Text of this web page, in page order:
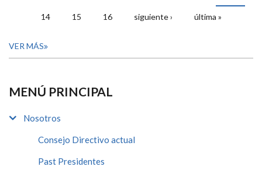
14 15 16 siguiente › última »
VER MÁS
MENÚ PRINCIPAL
Nosotros
Consejo Directivo actual
Past Presidentes